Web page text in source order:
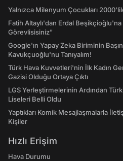
Yalnızca Milenyum Çocukları
Fatih Altaylı'dan Erdal
Görevlisisiniz"
Google'ın Yapay Zeka Biriminin
Kavukçuoğlu'nu Tanıyalım!
Türk Hava Kuvvetleri'nin İlk Kadın
Gazisi Olduğu Ortaya Çıktı
LGS Yerleştirmelerinin Ardından
Liseleri Belli Oldu
Yaptıkları Komik Mesajlaşmalarla
Kişiler
Hızlı Erişim
Hava Durumu